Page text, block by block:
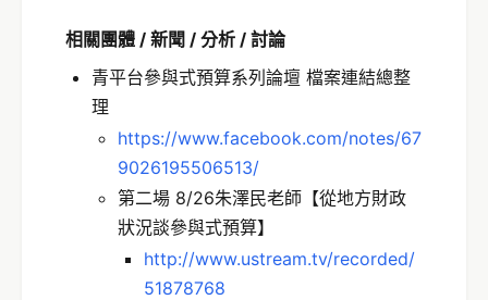
相關團體 / 新聞 / 分析 / 討論
青平台參與式預算系列論壇 檔案連結總整
理
https://www.facebook.com/notes/67
9026195506513/
第二場 8/26朱澤民老師【從地方財政
狀況談參與式預算】
http://www.ustream.tv/recorded/
51878768